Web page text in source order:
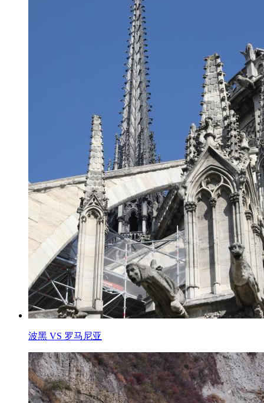
波黑 VS 罗马尼亚